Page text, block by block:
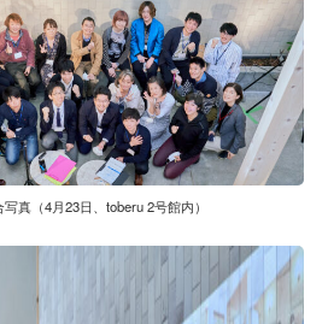
真（4月23日、toberu 2号館内）